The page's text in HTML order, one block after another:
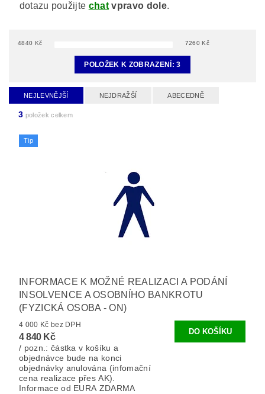
dotazu použijte chatvpravo dole.
4840 Kč 7260 Kč
POLOŽEK K ZOBRAZENÍ:3
NEJLEVNĚJŠÍ NEJDRAŽŠÍ ABECEDNĚ
3 položek celkem
Tip
INFORMACE K MOŽNÉ REALIZACI A PODÁNÍ
INSOLVENCE A OSOBNÍHO BANKROTU
(FYZICKÁ OSOBA - ON)
4 000 Kč bez DPH
4 840 Kč
/ pozn.: částka v košíku a
objednávce bude na konci
objednávky anulována (infomační
cena realizace přes AK).
Informace od EURA ZDARMA